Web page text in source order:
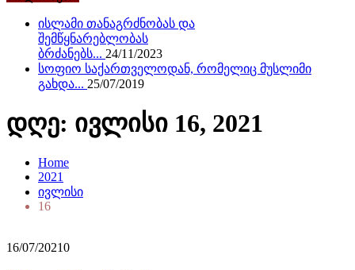
ისლამი თანაგრძნობას და
შემწყნარებლობას
ბრძანებს... 24/11/2023
სოფიო საქართველოდან, რომელიც მუსლიმი
გახდა... 25/07/2019
დღე: ივლისი 16, 2021
Home
2021
ივლისი
16
16/07/20210